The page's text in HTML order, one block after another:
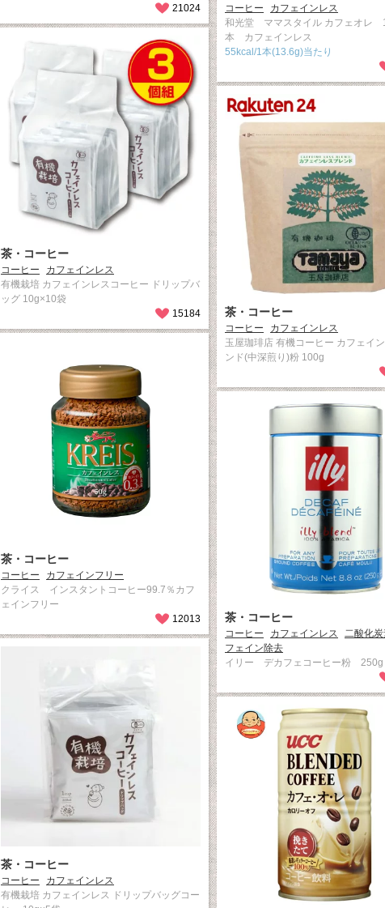
21024
コーヒー
カフェインレス
和光堂 ママスタイル カフェオレ
本 カフェインレス
55kcal/1本(13.6g)当たり
茶・コーヒー
コーヒー
カフェインレス
有機栽培 カフェインレスコーヒー ドリップバ
ッグ 10g×10袋
15184
茶・コーヒー
コーヒー
カフェインレス
玉屋珈琲店 有機コーヒー カフェイ
ンド(中深煎り)粉 100g
茶・コーヒー
コーヒー
カフェインフリー
クライス インスタントコーヒー99.7％カフ
ェインフリー
12013
茶・コーヒー
コーヒー カフェインレス
二酸化炭
フェイン除去
イリー デカフェコーヒー粉 250g
茶・コーヒー
コーヒー
カフェインレス
有機栽培 カフェインレス ドリップバッグコー